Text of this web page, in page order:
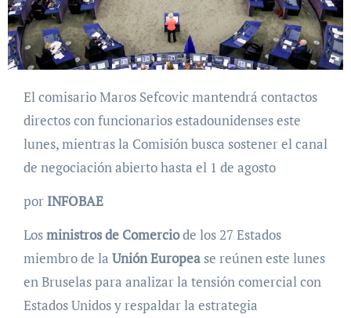
El comisario Maros Sefcovic mantendrá contactos
directos con funcionarios estadounidenses este
lunes, mientras la Comisión busca sostener el canal
de negociación abierto hasta el 1 de agosto
porINFOBAE
Losministros de Comerciode los 27 Estados
miembro de la Unión Europease reúnen este lunes
en Bruselas para analizar la tensión comercial con
Estados Unidos y respaldar la estrategia